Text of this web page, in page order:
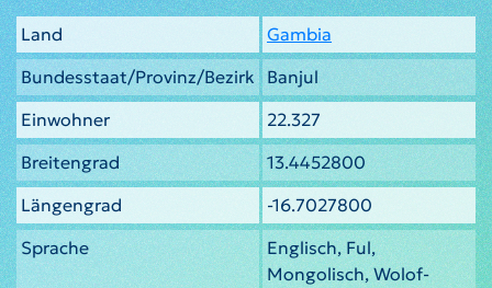
Land
Gambia
Bundesstaat/Provinz/Bezirk
Banjul
Einwohner
22.327
Breitengrad
13.4452800
Längengrad
-16.7027800
Sprache
Englisch, Ful,
Mongolisch, Wolof-